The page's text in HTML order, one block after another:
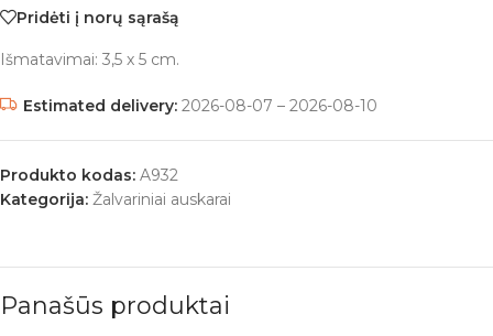
Pridėti į norų sąrašą
Išmatavimai: 3,5 x 5 cm.
Estimated delivery: 2026-08-07 – 2026-08-10
Produkto kodas: A932
Kategorija: Žalvariniai auskarai
Panašūs produktai